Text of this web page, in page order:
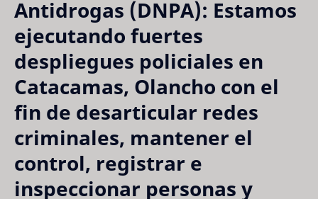
Antidrogas (DNPA): Estamos
ejecutando fuertes
despliegues policiales en
Catacamas, Olancho con el
fin de desarticular redes
criminales, mantener el
control, registrar e
inspeccionar personas y